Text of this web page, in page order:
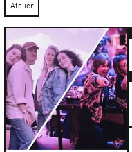
Atelier